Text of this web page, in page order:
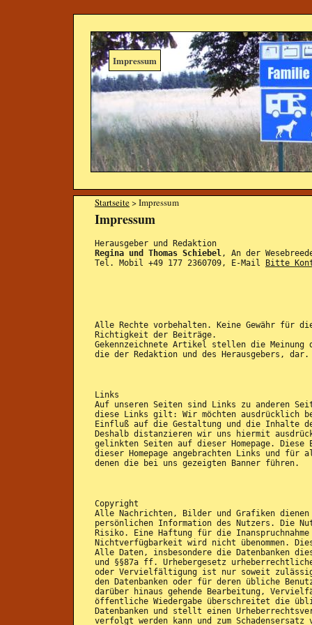
Impressum
Startseite> Impressum
Impressum
Herausgeber und Redaktion
Regina und Thomas Schiebel, An der
Tel. Mobil +49 177 2360709, E-Mail
Bitte
Alle Rechte vorbehalten. Keine Gewähr für
Richtigkeit der Beiträge.
Gekennzeichnete Artikel stellen die Meinung
die der Redaktion und des Herausgebers, dar.
Links
Auf unseren Seiten sind Links zu anderen
diese Links gilt: Wir möchten ausdrücklich
Einfluß auf die Gestaltung und die Inhalte
Deshalb distanzieren wir uns hiermit
gelinkten Seiten auf dieser Homepage.
dieser Homepage angebrachten Links und
denen die bei uns gezeigten Banner führen.
Copyright
Alle Nachrichten, Bilder und Grafiken
persönlichen Information des Nutzers. Die
Risiko. Eine Haftung für die
Nichtverfügbarkeit wird nicht übenommen.
Alle Daten, insbesondere die Datenbanken
und §§87a ff. Urhebergesetz
oder Vervielfältigung ist nur soweit
den Datenbanken oder für deren übliche
darüber hinaus gehende Bearbeitung,
öffentliche Wiedergabe überschreitet die
Datenbanken und stellt einen
verfolgt werden kann und zum